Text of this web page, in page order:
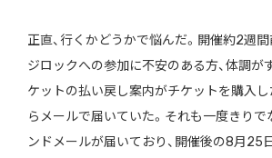
正直、行くかどうかで悩んだ。開催約2週間
ジロックへの参加に不安のある方、体調が
ケットの払い戻し案内がチケットを購入
らメールで届いていた。それも一度きりで
ンドメールが届いており、開催後の8月25